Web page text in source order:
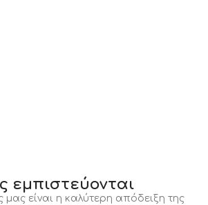
εμπιστεύονται
μας είναι η καλύτερη απόδειξη της